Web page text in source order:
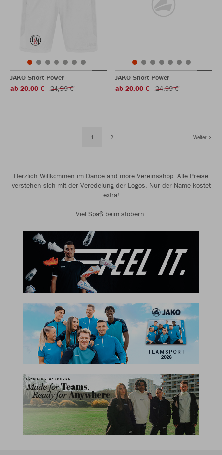
JAKO Short Power
ab 20,00 €
24,99 €
JAKO Short Power
ab 20,00 €
24,99 €
1 2 Weiter
Herzlich Willkommen im Dance and more Vereinsshop. Alle Preise
verstehen sich mit der Veredelung der Logos. Nur der Name kostet
extra!
Viel Spaß beim stöbern.